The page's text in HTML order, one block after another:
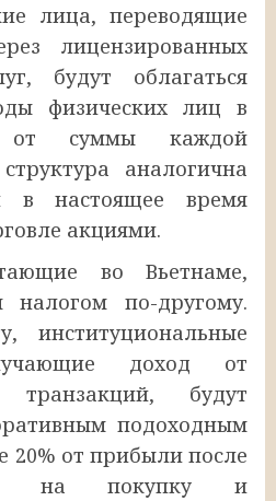
лица, переводящие
лицензированных
будут облагаться
физических лиц в
от суммы каждой
аналогична
в настоящее время
акциями.
во Вьетнаме,
налогом по-другому.
институциональные
доход от
транзакций, будут
подоходным
20% от прибыли после
на покупку и